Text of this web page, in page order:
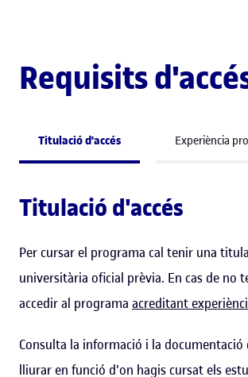
Requisits
Titulació d'accés Experiència
Titulació d'accés
Per cursar el programa cal tenir una
universitària oficial prèvia. En cas de no
accedir al programa acreditant
Consulta la informació i la documentació
lliurar en funció d'on hagis cursat els